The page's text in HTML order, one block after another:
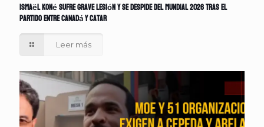
Ismaël Koné sufre grave lesión y se despide del Mundial 2026 tras el
partido entre Canadá y Catar
Leer más